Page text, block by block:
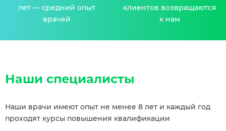
лет — средний опыт
врачей
клиентов возвращаются
к нам
Наши специалисты
Наши врачи имеют опыт не менее 8 лет и каждый год
проходят курсы повышения квалификации